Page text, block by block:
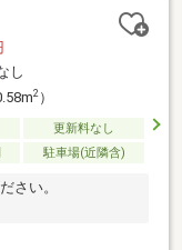
し
2）
更新料なし
駐車場(近隣含)
さい。